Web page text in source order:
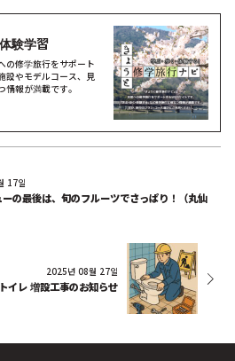
験学習
の修学旅行をサポート
設やモデルコース、見
報が満載です。
17일
の最後は、旬のフルーツでさっぱり！（丸仙
2025년 08월 27일
イレ 増設工事のお知らせ